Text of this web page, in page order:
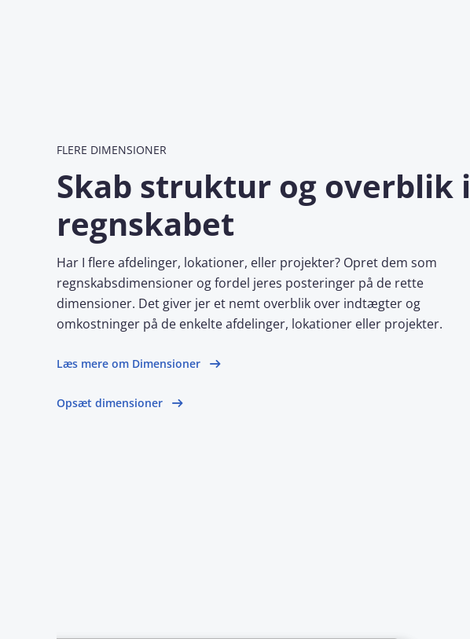
FLERE DIMENSIONER
Skab struktur og overblik i
regnskabet
Har I flere afdelinger, lokationer, eller projekter? Opret dem som
regnskabsdimensioner og fordel jeres posteringer på de rette
dimensioner. Det giver jer et nemt overblik over indtægter og
omkostninger på de enkelte afdelinger, lokationer eller projekter.
Læs mere om Dimensioner
Opsæt dimensioner